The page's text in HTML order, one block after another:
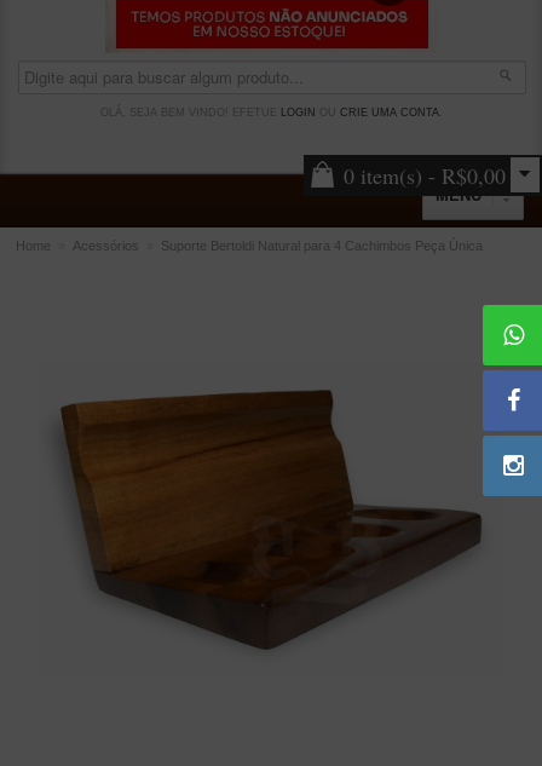
OLÁ, SEJA BEM VINDO! EFETUE LOGIN CRIE UMA CONTA.
0 item(s) - R$0,00
MENU
Isqueiros
Suportes Bertoldi para Cachimbos
Piteiras para Cigarro
Limpadores para Cachimbo
Bolsas para Cachimbo
Home Acessórios Suporte Bertoldi Natural para 4 Cachimbos Peça Única